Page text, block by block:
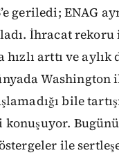
geriledi; ENAG
İhracat
arttı ve aylık
Washington
bile
ile